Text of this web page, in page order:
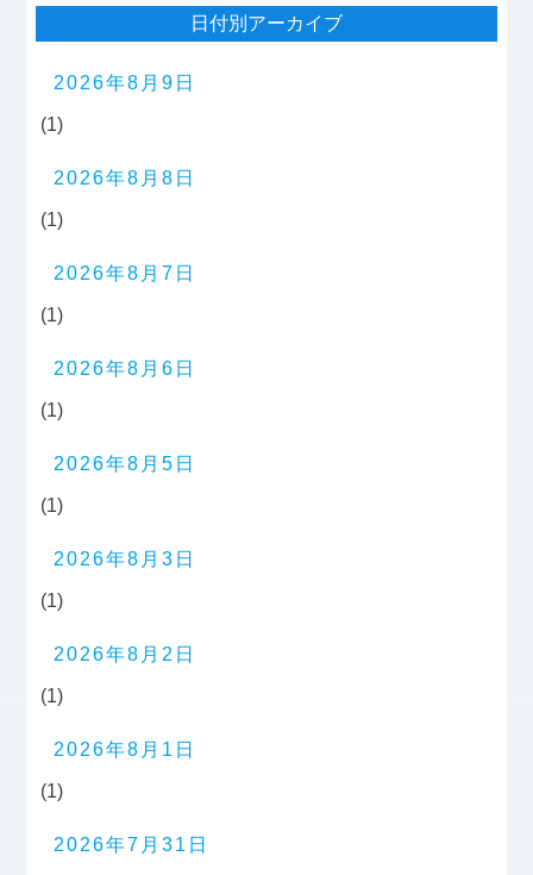
日付別アーカイブ
2026年8月9日
(1)
2026年8月8日
(1)
2026年8月7日
(1)
2026年8月6日
(1)
2026年8月5日
(1)
2026年8月3日
(1)
2026年8月2日
(1)
2026年8月1日
(1)
2026年7月31日